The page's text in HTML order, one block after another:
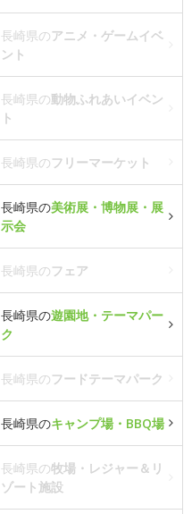
長崎県のアニメ・ゲームイベ
ント
長崎県の動物ふれあいイベン
ト
長崎県のフリーマーケット
長崎県の美術展・博物展・展
示会
長崎県のフェア
長崎県の遊園地・テーマパー
ク
長崎県のフードテーマパーク
長崎県のキャンプ場・BBQ場
長崎県の牧場・レジャー＆リ
ゾート施設